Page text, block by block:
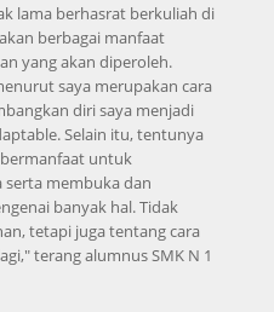
lama berhasrat berkuliah di
berbagai manfaat
yang akan diperoleh.
saya merupakan cara
diri saya menjadi
Selain itu, tentunya
untuk
membuka dan
banyak hal. Tidak
tetapi juga tentang cara
terang alumnus SMK N 1